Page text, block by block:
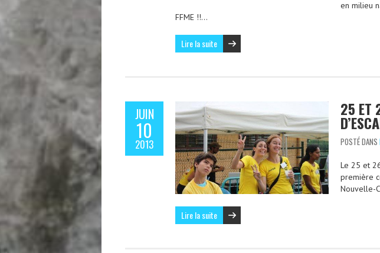
en milieu
FFME !!…
Lire la suite
JUIN
10
2013
25 ET
POSTÉ DANS
Le 25 et
première
Nouvelle-
Lire la suite